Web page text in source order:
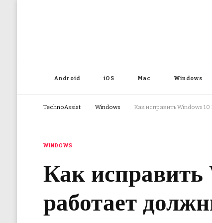
Android iOS Mac Windows
TechnoAssist Windows Как исправить Windows
WINDOWS
Как исправить
работает